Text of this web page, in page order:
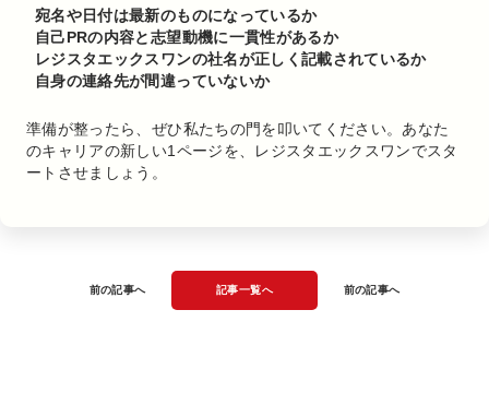
宛名や日付は最新のものになっているか
自己PRの内容と志望動機に一貫性があるか
レジスタエックスワンの社名が正しく記載されているか
自身の連絡先が間違っていないか
準備が整ったら、ぜひ私たちの門を叩いてください。あなた
のキャリアの新しい1ページを、レジスタエックスワンでスタ
ートさせましょう。
前の記事へ 記事一覧へ 前の記事へ